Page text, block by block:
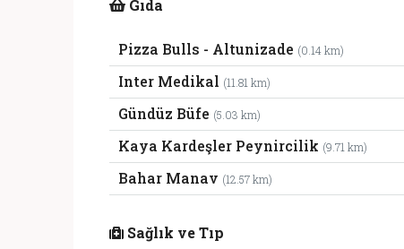
Gıda
Pizza Bulls - Altunizade (0.14 km)
Inter Medikal (11.81 km)
Gündüz Büfe (5.03 km)
Kaya Kardeşler Peynircilik (9.71 km)
Bahar Manav (12.57 km)
Sağlık ve Tıp